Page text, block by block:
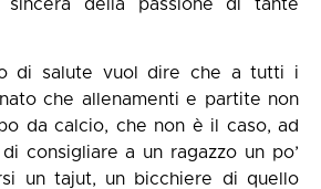
sincera della passione di tante
di salute vuol dire che a tutti i
che allenamenti e partite non
da calcio, che non è il caso, ad
consigliare a un ragazzo un po’
un tajut, un bicchiere di quello